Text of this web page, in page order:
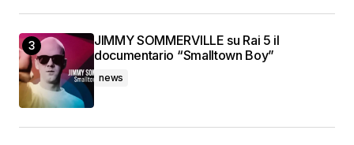
JIMMY SOMMERVILLE su Rai 5 il
documentario “Smalltown Boy”
news